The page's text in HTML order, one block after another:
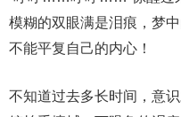
模糊的双眼满是泪痕，梦
不能平复自己的内心！
不知道过去多长时间，意